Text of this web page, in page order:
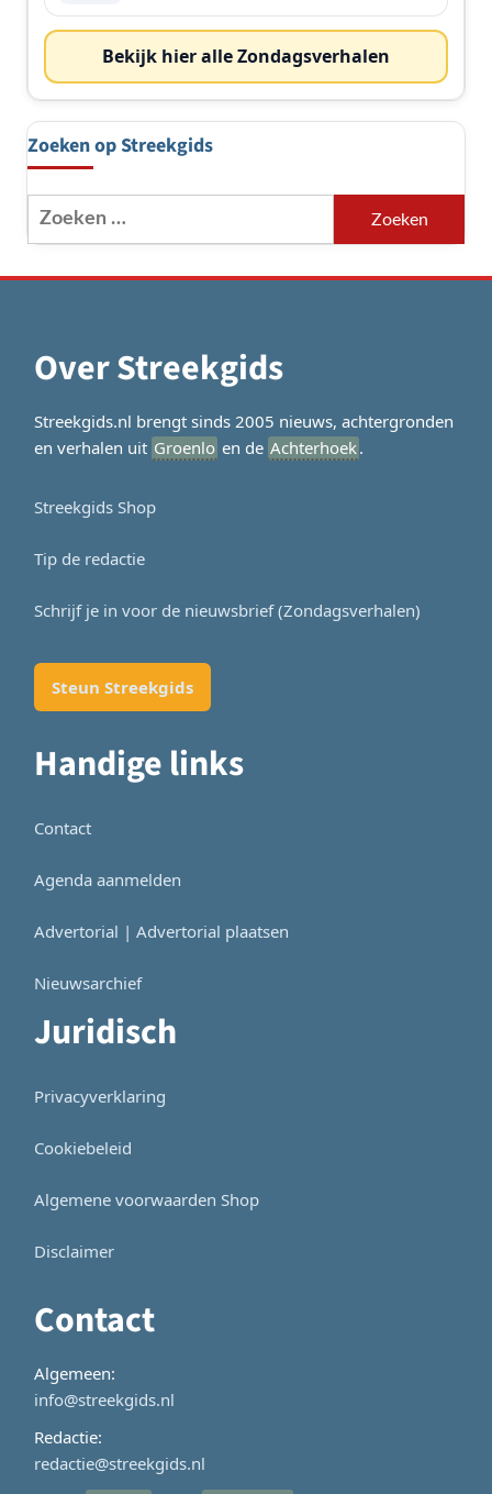
Bekijk hier alle Zondagsverhalen
Zoeken op Streekgids
Zoeken
naar:
Over Streekgids
Streekgids.nl brengt sinds 2005 nieuws, achtergronden
en verhalen uit Groenlo en de Achterhoek.
Streekgids Shop
Tip de redactie
Schrijf je in voor de nieuwsbrief (Zondagsverhalen)
Steun Streekgids
Handige links
Contact
Agenda aanmelden
Advertorial | Advertorial plaatsen
Nieuwsarchief
Juridisch
Privacyverklaring
Cookiebeleid
Algemene voorwaarden Shop
Disclaimer
Contact
Algemeen:
info@streekgids.nl
Redactie:
redactie@streekgids.nl